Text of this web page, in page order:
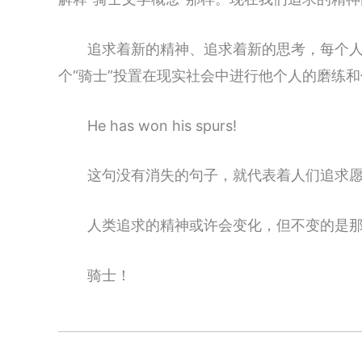
追求着新的精神、追求着新的思考，每个
个“骑士”投置在现实社会中进行他个人的磨练
He has won his spurs!
这句没有消失的句子，就代表着人们追求
人类追求的精神或许会变化，但不变的是
骑士！